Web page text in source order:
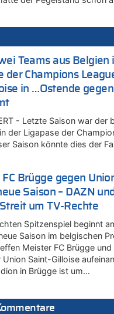
Teams aus Belgien
der Champions
in …Ostende
- Letzte Saison war der
der Ligapase der
Saison könnte dies der
Brügge gegen
Saison – DAZN
um TV-Rechte
Spitzenspiel beginnt
Saison im belgischen
Meister FC Brügge
Union Saint-Gilloise
in Brügge ist um…